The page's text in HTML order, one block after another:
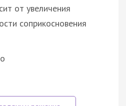
от увеличения
соприкосновения